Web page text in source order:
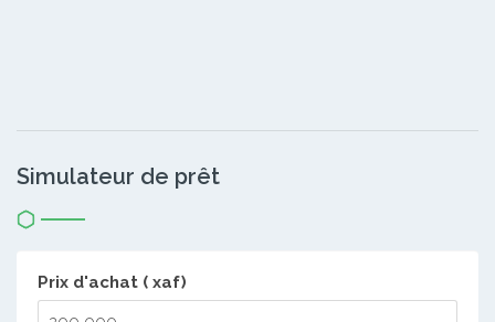
Simulateur de prêt
Prix d'achat ( xaf)